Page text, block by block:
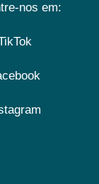
nos em: